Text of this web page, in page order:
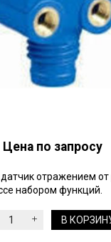
Цена по запросу
отражением
набором функций.
В